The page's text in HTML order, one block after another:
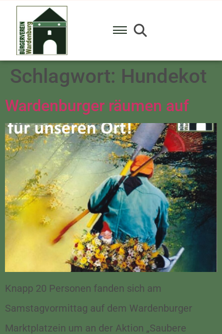
Schlagwort: Hundekot
Wardenburger räumen auf
Knapp 20 Personen fanden sich am
Samstagvormittag auf dem Wardenburger
Marktplatzein um an der Aktion „Saubere